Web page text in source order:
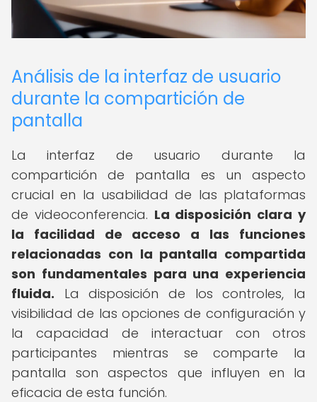
Análisis de la interfaz de usuario
durante la compartición de
pantalla
La interfaz de usuario durante la
compartición de pantalla es un aspecto
crucial en la usabilidad de las plataformas
de videoconferencia. La disposición clara y
la facilidad de acceso a las funciones
relacionadas con la pantalla compartida
son fundamentales para una experiencia
fluida. La disposición de los controles, la
visibilidad de las opciones de configuración y
la capacidad de interactuar con otros
participantes mientras se comparte la
pantalla son aspectos que influyen en la
eficacia de esta función.